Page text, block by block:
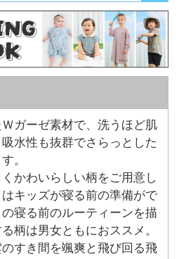
Ｗガーゼ素材で、洗うほど肌
水性も抜群でさらっとした
。
くかわいらしい柄をご用意し
キッズが寝る前の準備がで
寝る前のルーティーンを描
柄は男女ともにおススメ。
すき間を颯爽と飛び回る飛